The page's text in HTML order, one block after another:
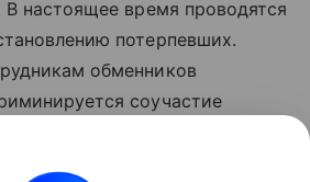
настоящее время проводятся
потерпевших.
обменников
соучастие